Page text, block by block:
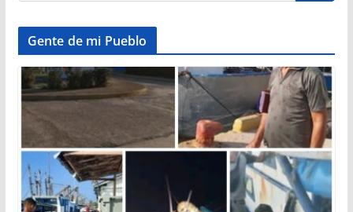
Gente de mi Pueblo